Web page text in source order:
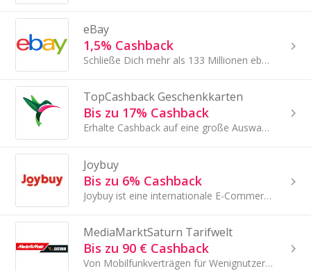
eBay
1,5% Cashback
Schließe Dich mehr als 133 Millionen ebay-Kunden weltweit auf einem der größten Online-Marktplätze der Welt an.
TopCashback Geschenkkarten
Bis zu 17% Cashback
Erhalte Cashback auf eine große Auswahl an Geschenkkarten für Top-Händler, wenn Du sie über TopCashback kaufst.
Joybuy
Bis zu 6% Cashback
Joybuy ist eine internationale E-Commerce-Plattform, die Käufer:innen und Verkäufer:innen weltweit miteinander verbindet.
MediaMarktSaturn Tarifwelt
Bis zu 90 € Cashback
Von Mobilfunkverträgen für Wenignutzer mit minimalem Datenvolumen und kleinem Preis bis zum Angebot für Power-User.